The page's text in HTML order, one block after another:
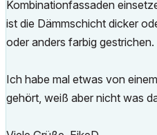
Kombinationfassaden
ist die Dämmschicht dicker
oder anders farbig gestrichen.
Ich habe mal etwas von
gehört, weiß aber nicht was